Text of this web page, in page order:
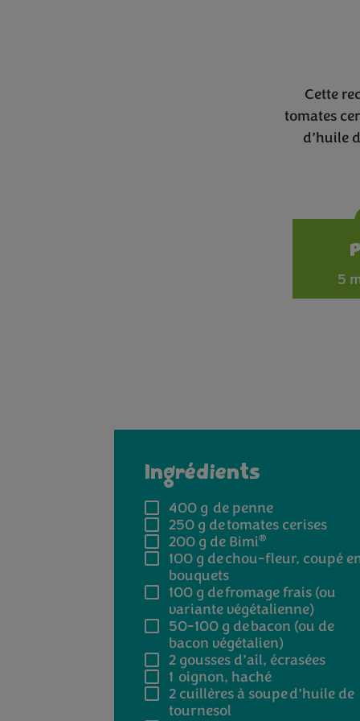
Cette
tomates
d’huile
5
Ingrédients
400 g de penne
250 g de tomates cerises
200 g de Bimi®
100 g de chou-fleur, coupé
bouquets
100 g de fromage frais (ou
variante végétalienne)
50-100 g de bacon (ou de
bacon végétalien)
2 gousses d’ail, écrasées
1 oignon, haché
2 cuillères à soupe d’huile de
tournesol